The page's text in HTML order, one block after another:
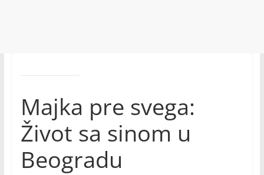
Majka pre svega:
Život sa sinom u
Beogradu